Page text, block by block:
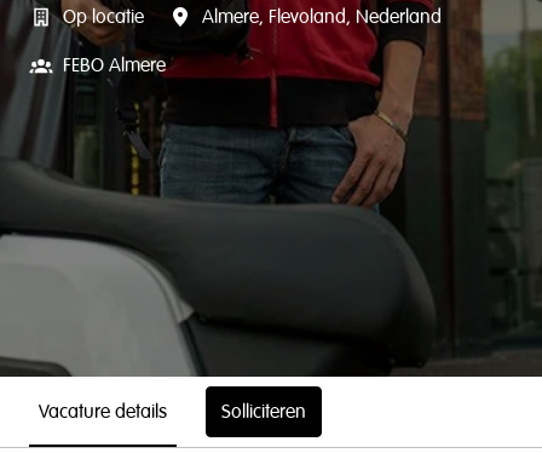
Op locatie Almere, Flevoland, Nederland
FEBO Almere
Vacature details Solliciteren